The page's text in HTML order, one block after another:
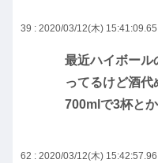
39 : 2020/03/12(木) 15:41:09.65
最近ハイボール
ってるけど酒
700mlで3杯と
62 : 2020/03/12(木) 15:42:57.96